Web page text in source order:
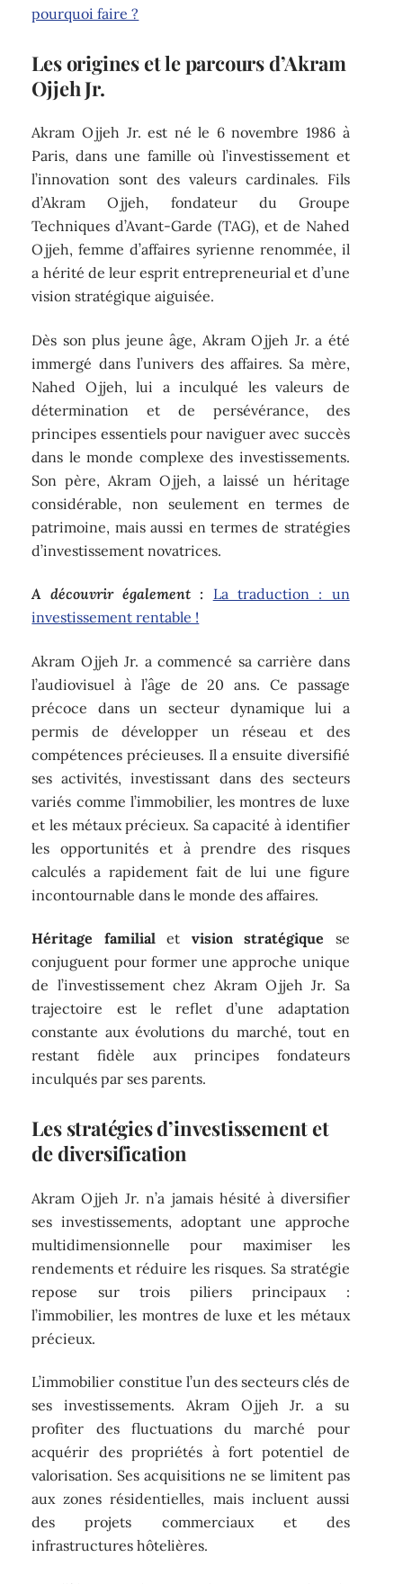
pourquoi faire ?
Les origines et le parcours d’Akram
Ojjeh Jr.
Akram Ojjeh Jr. est né le 6 novembre 1986 à
Paris, dans une famille où l’investissement et
l’innovation sont des valeurs cardinales. Fils
d’Akram Ojjeh, fondateur du Groupe
Techniques d’Avant-Garde (TAG), et de Nahed
Ojjeh, femme d’affaires syrienne renommée, il
a hérité de leur esprit entrepreneurial et d’une
vision stratégique aiguisée.
Dès son plus jeune âge, Akram Ojjeh Jr. a été
immergé dans l’univers des affaires. Sa mère,
Nahed Ojjeh, lui a inculqué les valeurs de
détermination et de persévérance, des
principes essentiels pour naviguer avec succès
dans le monde complexe des investissements.
Son père, Akram Ojjeh, a laissé un héritage
considérable, non seulement en termes de
patrimoine, mais aussi en termes de stratégies
d’investissement novatrices.
A découvrir également :
La traduction : un
investissement rentable !
Akram Ojjeh Jr. a commencé sa carrière dans
l’audiovisuel à l’âge de 20 ans. Ce passage
précoce dans un secteur dynamique lui a
permis de développer un réseau et des
compétences précieuses. Il a ensuite diversifié
ses activités, investissant dans des secteurs
variés comme l’immobilier, les montres de luxe
et les métaux précieux. Sa capacité à identifier
les opportunités et à prendre des risques
calculés a rapidement fait de lui une figure
incontournable dans le monde des affaires.
Héritage familialet vision stratégique se
conjuguent pour former une approche unique
de l’investissement chez Akram Ojjeh Jr. Sa
trajectoire est le reflet d’une adaptation
constante aux évolutions du marché, tout en
restant fidèle aux principes fondateurs
inculqués par ses parents.
Les stratégies d’investissement et
de diversification
Akram Ojjeh Jr. n’a jamais hésité à diversifier
ses investissements, adoptant une approche
multidimensionnelle pour maximiser les
rendements et réduire les risques. Sa stratégie
repose sur trois piliers principaux :
l’immobilier, les montres de luxe et les métaux
précieux.
L’immobilier constitue l’un des secteurs clés de
ses investissements. Akram Ojjeh Jr. a su
profiter des fluctuations du marché pour
acquérir des propriétés à fort potentiel de
valorisation. Ses acquisitions ne se limitent pas
aux zones résidentielles, mais incluent aussi
des projets commerciaux et des
infrastructures hôtelières.